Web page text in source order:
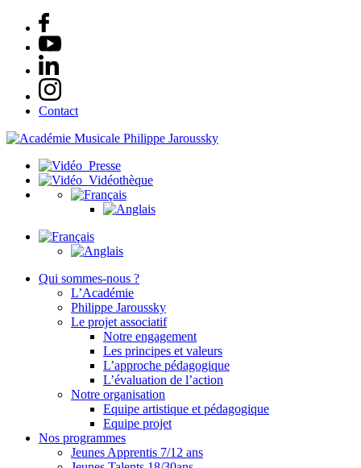
Contact
Presse
Vidéothèque
Qui sommes-nous ?
L’Académie
Philippe Jaroussky
Le projet associatif
Notre engagement
Les principes et valeurs
L’approche pédagogique
L’évaluation de l’action
Notre organisation
Equipe artistique et pédagogique
Equipe projet
Nos programmes
Jeunes Apprentis 7/12 ans